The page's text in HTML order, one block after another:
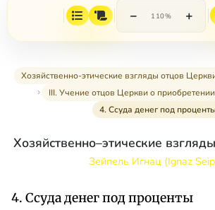
− 110% +
Хозяйственно-этические взгляды отцов
III. Учение отцов Церкви о
4. Ссуда денег под проценты
Хозяйственно–этические
Зейпель Игнац (Ignaz
4. Ссуда денег под проценты